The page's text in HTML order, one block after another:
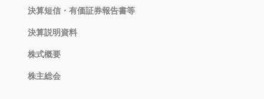
決算短信・有価証券報告書等
決算説明資料
株式概要
株主総会